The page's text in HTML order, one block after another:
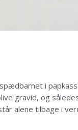
i
gravid, og
alene tilbage i